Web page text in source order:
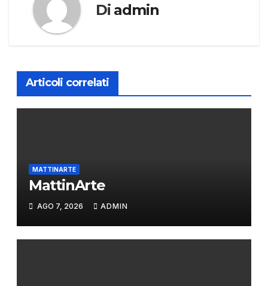
Di admin
Articoli correlati
MATTINARTE
MattinArte
AGO 7, 2026 ADMIN